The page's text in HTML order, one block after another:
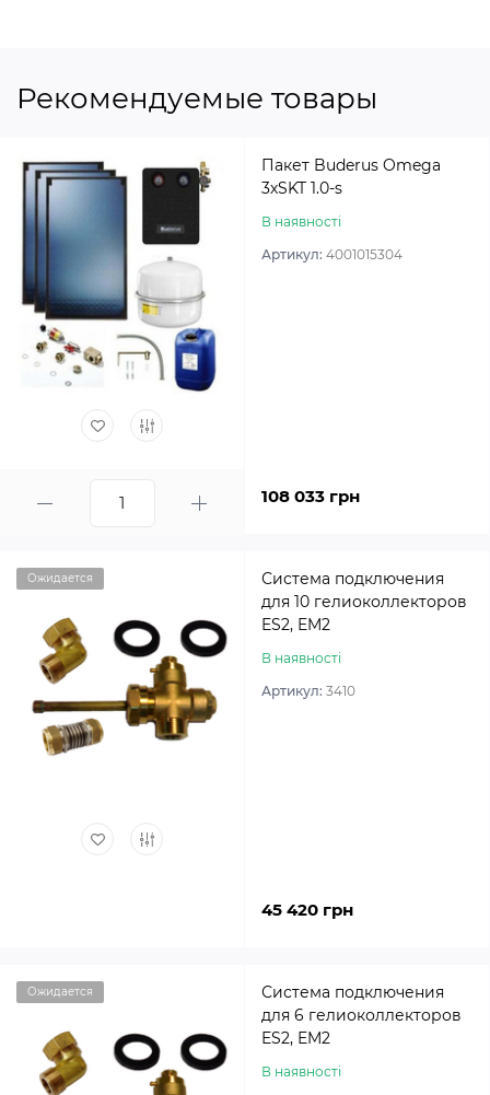
Рекомендуемые товары
Пакет Buderus Omega
3хSKT 1.0-s
В наявності
Артикул: 4001015304
108 033 грн
Ожидается
Система подключения
для 10 гелиоколлекторов
ES2, EM2
В наявності
Артикул: 3410
45 420 грн
Ожидается
Система подключения
для 6 гелиоколлекторов
ES2, EM2
В наявності